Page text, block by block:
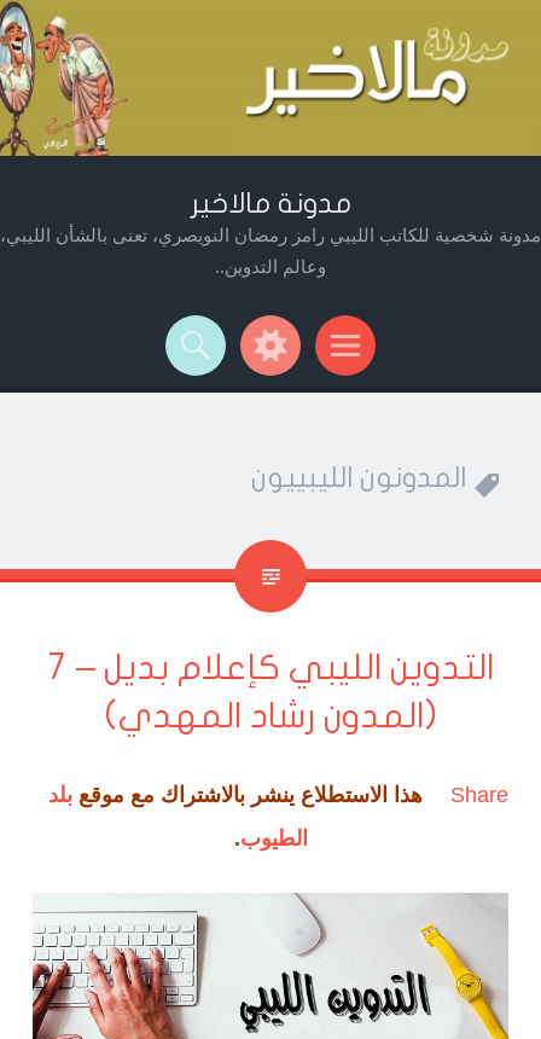
مدونة مالاخير
مدونة شخصية للكاتب الليبي رامز رمضان النويصري، تعنى بالشأن الليبي،
وعالم التدوين..
Menu
Widgets
Search
المدونون الليبييون
التدوين الليبي كإعلام بديل – 7
(المدون رشاد المهدي)
Share هذا الاستطلاع ينشر بالاشتراك مع موقع بلد
الطيوب.